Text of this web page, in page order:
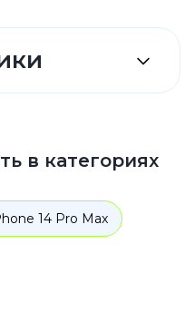
в категориях
14 Pro Max